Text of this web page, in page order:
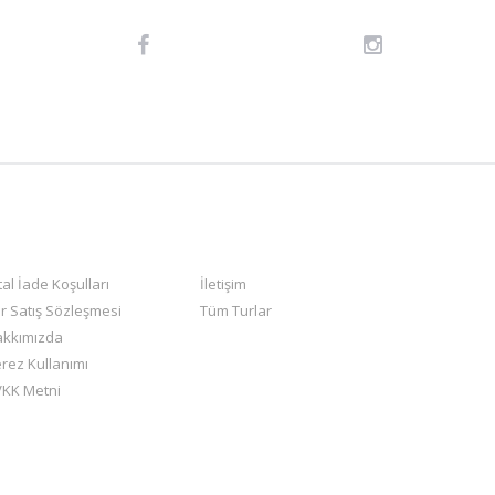
İade Koşulları
Satış Sözleşmesi
Kullanımı
Metni
İletişim
Tüm Turlar